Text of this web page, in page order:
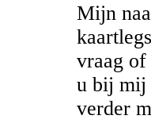
Mijn
vraag of
u bij mij
verder